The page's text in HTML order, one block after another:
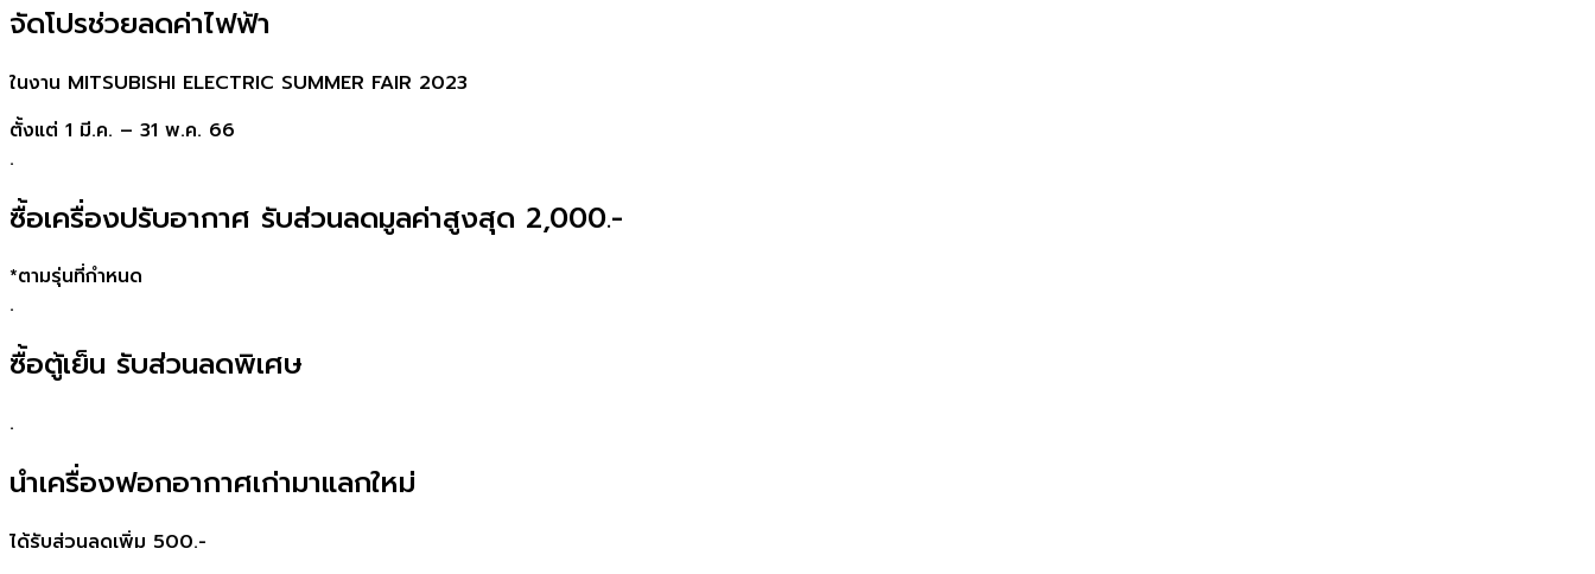
จัดโปรช่วยลดค่าไฟฟ้า
ในงาน MITSUBISHI ELECTRIC SUMMER FAIR 2023
ตั้งแต่ 1 มี.ค. – 31 พ.ค. 66
.
ซื้อเครื่องปรับอากาศ รับส่วนลดมูลค่าสูงสุด 2,000.-
*ตามรุ่นที่กำหนด
.
ซื้อตู้เย็น รับส่วนลดพิเศษ
.
นำเครื่องฟอกอากาศเก่ามาแลกใหม่
ได้รับส่วนลดเพิ่ม 500.-